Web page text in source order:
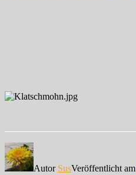
Autor SusVeröffentlicht am